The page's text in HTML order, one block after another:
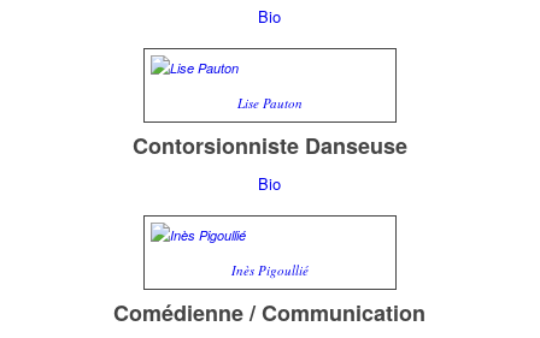
Bio
Lise Pauton
Contorsionniste Danseuse
Bio
Inès Pigoullié
Comédienne / Communication